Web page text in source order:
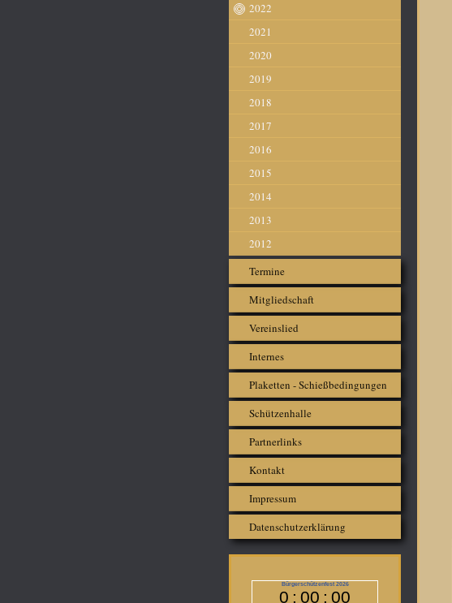
2022
2021
2020
2019
2018
2017
2016
2015
2014
2013
2012
Termine
Mitgliedschaft
Vereinslied
Internes
Plaketten - Schießbedingungen
Schützenhalle
Partnerlinks
Kontakt
Impressum
Datenschutzerklärung